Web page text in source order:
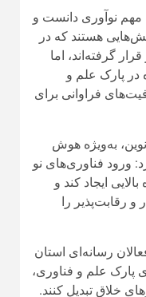
کند.
در هرمزگان
هرمزگان نیز از
«رسانه و روابط
با هدف
و توسعه تعامل
دانش‌بنیان
اداره‌کل
عمومی‌ها و پارک
تقویت پیوند میان